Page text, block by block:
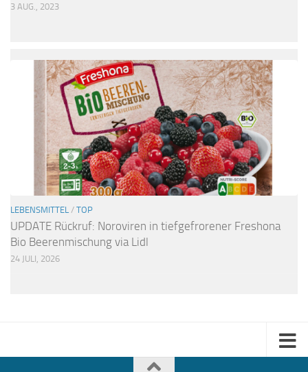
3 AUG., 2023
LEBENSMITTEL / TOP
UPDATE Rückruf: Noroviren in tiefgefrorener Freshona
Bio Beerenmischung via Lidl
24 JULI, 2026